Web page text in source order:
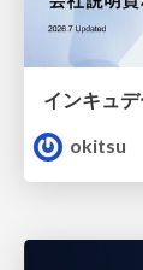
インキュ
okitsu